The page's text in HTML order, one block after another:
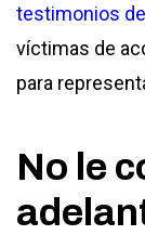
testimonios
víctimas de
para
No le